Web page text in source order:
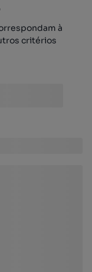
à
critérios